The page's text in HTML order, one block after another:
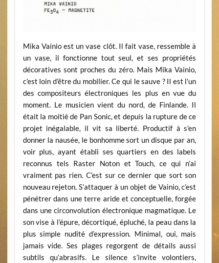
Mika Vainio est un vase clôt. Il fait vase, ressemble à
un vase, il fonctionne tout seul, et ses propriétés
décoratives sont proches du zéro. Mais Mika Vainio,
c’est loin d’être du mobilier. Ce qui le sauve ? Il est l’un
des compositeurs électroniques les plus en vue du
moment. Le musicien vient du nord, de Finlande. Il
était la moitié de Pan Sonic, et depuis la rupture de ce
projet inégalable, il vit sa liberté. Productif à s’en
donner la nausée, le bonhomme sort un disque par an,
voir plus, ayant établi ses quartiers en des labels
reconnus tels Raster Noton et Touch, ce qui n’ai
vraiment pas rien. C’est sur ce dernier que sort son
nouveau rejeton. S’attaquer à un objet de Vainio, c’est
pénétrer dans une terre aride et conceptuelle, forgée
dans une circonvolution électronique magmatique. Le
son vise à l’épure, décortiqué, épluché, la peau dans la
plus simple nudité d’expression. Minimal, oui, mais
jamais vide. Ses plages regorgent de détails aussi
subtils qu’abrasifs. Le silence s’invite volontiers,